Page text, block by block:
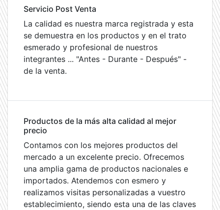
Servicio Post Venta
La calidad es nuestra marca registrada y esta
se demuestra en los productos y en el trato
esmerado y profesional de nuestros
integrantes ... "Antes - Durante - Después" -
de la venta.
Productos de la más alta calidad al mejor
precio
Contamos con los mejores productos del
mercado a un excelente precio. Ofrecemos
una amplia gama de productos nacionales e
importados. Atendemos con esmero y
realizamos visitas personalizadas a vuestro
establecimiento, siendo esta una de las claves